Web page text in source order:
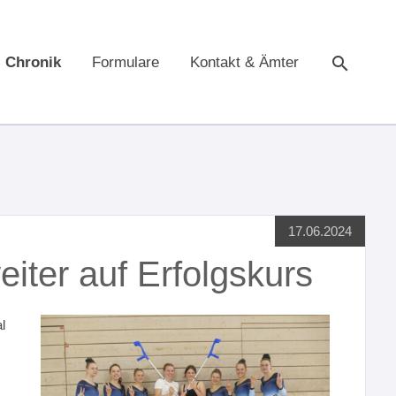
Chronik Formulare
Kontakt & Ämter
17.06.2024
auf Erfolgskurs